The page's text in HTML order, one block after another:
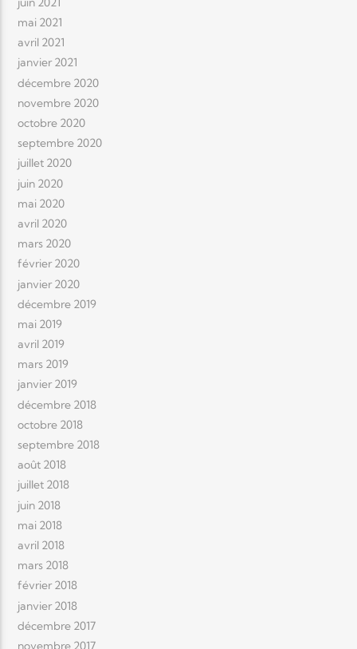
mai 2021
avril 2021
janvier 2021
décembre 2020
novembre 2020
octobre 2020
septembre 2020
juillet 2020
juin 2020
mai 2020
avril 2020
mars 2020
février 2020
janvier 2020
décembre 2019
mai 2019
avril 2019
mars 2019
janvier 2019
décembre 2018
octobre 2018
septembre 2018
août 2018
juillet 2018
juin 2018
mai 2018
avril 2018
mars 2018
février 2018
janvier 2018
décembre 2017
novembre 2017